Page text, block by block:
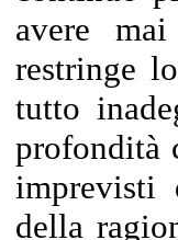
avere
restringe
tutto
profondità
imprevisti
della